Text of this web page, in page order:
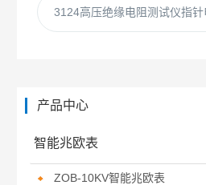
3124高压绝缘电阻测试仪指
产品中心
智能兆欧表
ZOB-10KV智能兆欧表